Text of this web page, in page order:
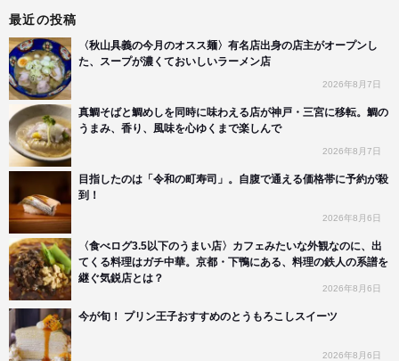
最近の投稿
〈秋山具義の今月のオスス麺〉有名店出身の店主がオープンし
た、スープが濃くておいしいラーメン店
2026年8月7日
真鯛そばと鯛めしを同時に味わえる店が神戸・三宮に移転。鯛の
うまみ、香り、風味を心ゆくまで楽しんで
2026年8月7日
目指したのは「令和の町寿司」。自腹で通える価格帯に予約が殺
到！
2026年8月6日
〈食べログ3.5以下のうまい店〉カフェみたいな外観なのに、出
てくる料理はガチ中華。京都・下鴨にある、料理の鉄人の系譜を
継ぐ気鋭店とは？
2026年8月6日
今が旬！ プリン王子おすすめのとうもろこしスイーツ
2026年8月6日